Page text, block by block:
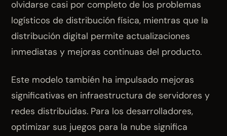
olvidarse casi por completo de los problemas
logísticos de distribución física, mientras que la
distribución digital permite actualizaciones
inmediatas y mejoras continuas del producto.
Este modelo también ha impulsado mejoras
significativas en infraestructura de servidores y
redes distribuidas. Para los desarrolladores,
optimizar sus juegos para la nube significa